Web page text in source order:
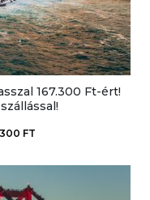
167.300 Ft-ért!
FT